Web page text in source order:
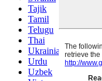
Tajik
Tamil
Telugu
Thai
Ukrainian
Urdu
Uzbek